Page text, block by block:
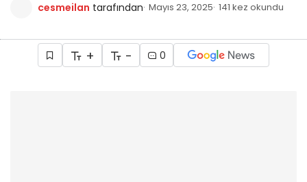
cesmeilan tarafından Mayıs 23, 2025 141 kez okundu
+ - 0